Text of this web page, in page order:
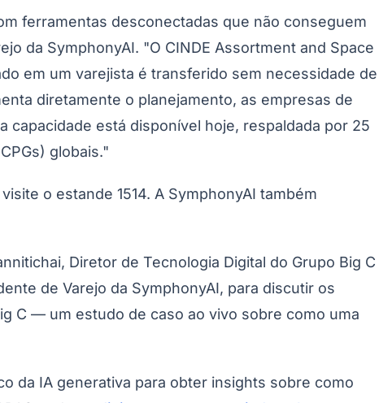
ferramentas desconectadas que não conseguem
da SymphonyAI. "O CINDE Assortment and Space
em um varejista é transferido sem necessidade de
diretamente o planejamento, as empresas de
capacidade está disponível hoje, respaldada por 25
globais."
o estande 1514. A SymphonyAI também
Diretor de Tecnologia Digital do Grupo Big C
de Varejo da SymphonyAI, para discutir os
C — um estudo de caso ao vivo sobre como uma
da IA ​​generativa para obter insights sobre como